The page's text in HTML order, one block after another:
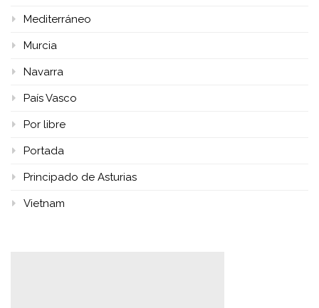
Mediterráneo
Murcia
Navarra
País Vasco
Por libre
Portada
Principado de Asturias
Vietnam